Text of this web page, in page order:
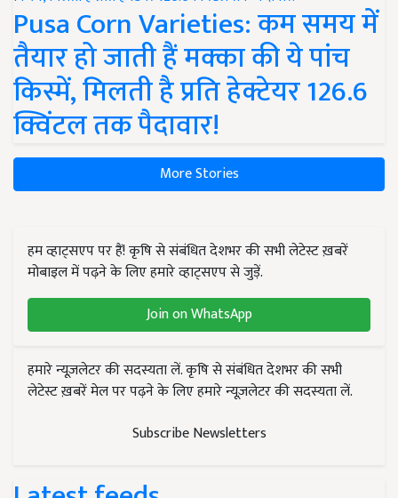
Pusa Corn Varieties: कम समय में
तैयार हो जाती हैं मक्का की ये पांच
किस्में, मिलती है प्रति हेक्टेयर 126.6
क्विंटल तक पैदावार!
More Stories
हम व्हाट्सएप पर हैं! कृषि से संबंधित देशभर की सभी लेटेस्ट ख़बरें
मोबाइल में पढ़ने के लिए हमारे व्हाट्सएप से जुड़ें.
Join on WhatsApp
हमारे न्यूज़लेटर की सदस्यता लें. कृषि से संबंधित देशभर की सभी
लेटेस्ट ख़बरें मेल पर पढ़ने के लिए हमारे न्यूज़लेटर की सदस्यता लें.
Subscribe Newsletters